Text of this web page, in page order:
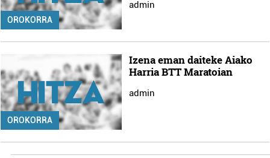
OROKORRA
admin
OROKORRA
Izena eman daiteke Aiako
Harria BTT Maratoian
admin